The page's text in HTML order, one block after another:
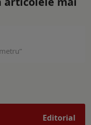
Editorial